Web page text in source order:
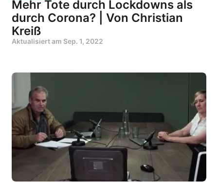
Mehr Tote durch Lockdowns als
durch Corona? | Von Christian
Kreiß
Aktualisiert am Sep. 1, 2022